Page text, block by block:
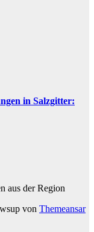
in Salzgitter:
aus der Region
von Themeansar